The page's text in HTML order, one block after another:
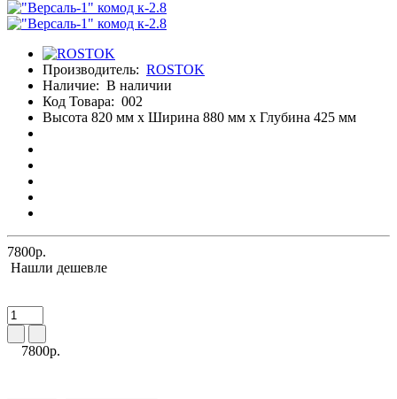
Производитель: ROSTOK
Наличие: В наличии
Код Товара: 002
Высота 820 мм x Ширина 880 мм x Глубина 425 мм
7800р.
Нашли дешевле
7800р.